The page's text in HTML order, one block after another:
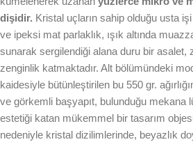
dişidir. Kristal uçların sahip olduğu usta
ve ipeksi mat parlaklık, ışık altında
sunarak sergilendiği alana duru bir asalet,
zenginlik katmaktadır. Alt bölümündeki
kaidesiyle bütünleştirilen bu 550 gr.
ve görkemli başyapıt, bulunduğu mekana
estetiği katan mükemmel bir tasarım
nedeniyle kristal dizilimlerinde, beyazlık